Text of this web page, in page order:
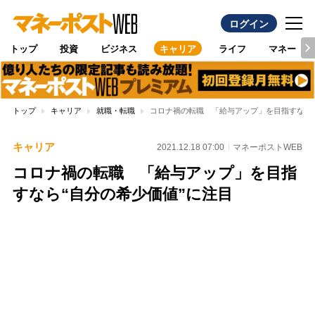
ログイン
トップ 投資 ビジネス キャリア ライフ マネー
トップ キャリア 就職・転職 コロナ禍の転職 「給与アップ」を目指すなら
キャリア 2021.12.18 07:00 マネーポストWEB
コロナ禍の転職 「給与アップ」を目指
すなら“自分の希少価値”に注目